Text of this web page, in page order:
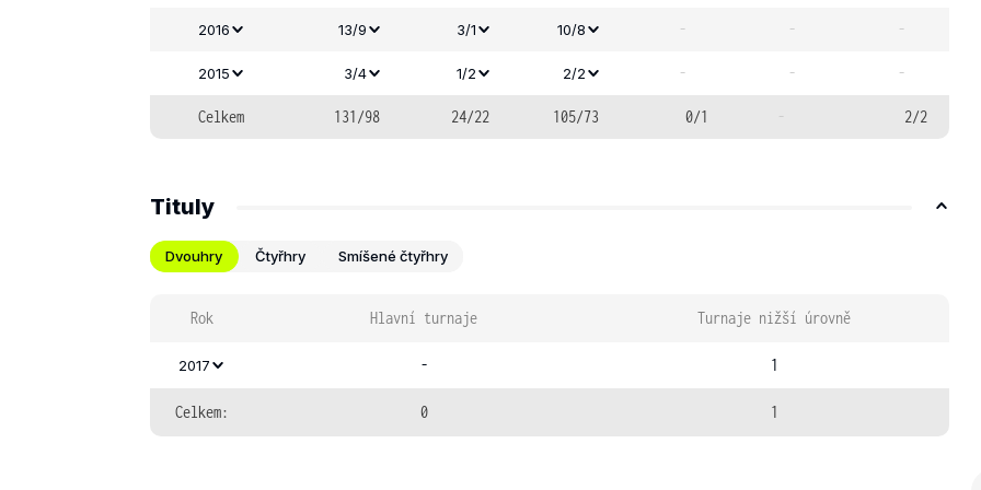
2016 13/9 3/1 10/8 - - -
2015 3/4 1/2 2/2 - - -
Celkem 131/98 24/22 105/73 0/1 - 2/2
Tituly
Dvouhry Čtyřhry Smíšené čtyřhry
Rok Hlavní turnaje Turnaje nižší úrovně
2017 - 1
Celkem: 0 1